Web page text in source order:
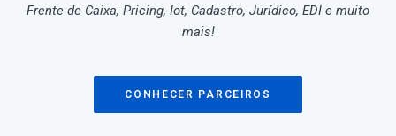
Frente de Caixa, Pricing, Iot, Cadastro, Jurídico, EDI e muito
mais!
CONHECER PARCEIROS